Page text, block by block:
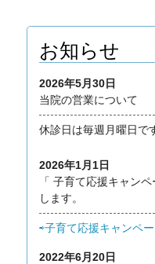
お知らせ
2026年5月30日
当院の営業について
休診日は毎週月曜日で
2026年1月1日
「 子育て応援キャン
します。
⇨子育て応援キャンペ
2022年6月20日